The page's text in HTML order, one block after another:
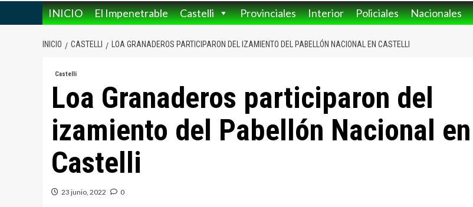
INICIO El Impenetrable Castelli Provinciales Interior Policiales Nacionales
INICIO CASTELLI LOA GRANADEROS PARTICIPARON DEL IZAMIENTO DEL PABELLÓN NACIONAL EN CASTELLI
Castelli
Loa Granaderos participaron del
izamiento del Pabellón Nacional en
Castelli
23 junio, 2022 0